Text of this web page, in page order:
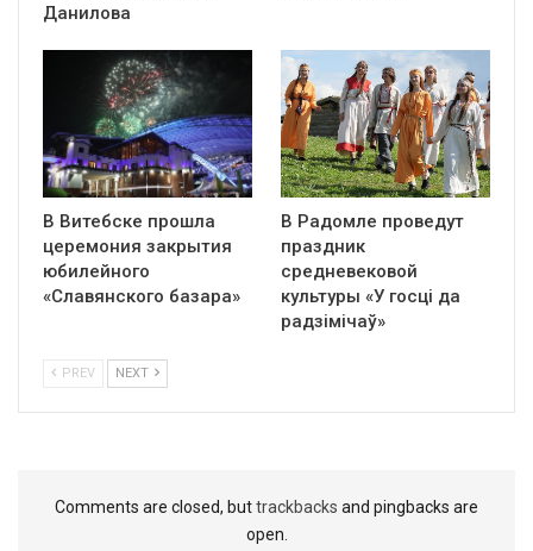
Данилова
В Витебске прошла
церемония закрытия
юбилейного
«Славянского базара»
В Радомле проведут
праздник
средневековой
культуры «У госці да
радзімічаў»
PREV NEXT
Comments are closed, buttrackbacks and pingbacks are
open.